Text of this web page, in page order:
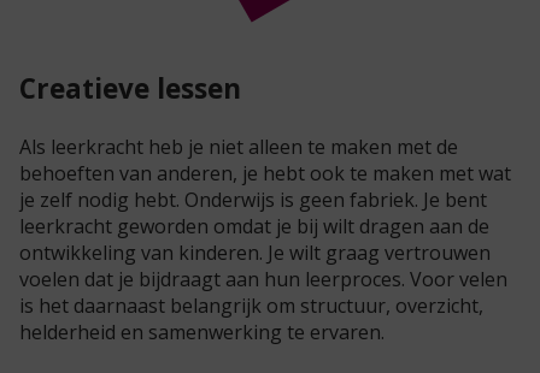
Creatieve lessen
Als leerkracht heb je niet alleen te maken met de
behoeften van anderen, je hebt ook te maken met wat
je zelf nodig hebt. Onderwijs is geen fabriek. Je bent
leerkracht geworden omdat je bij wilt dragen aan de
ontwikkeling van kinderen. Je wilt graag vertrouwen
voelen dat je bijdraagt aan hun leerproces. Voor velen
is het daarnaast belangrijk om structuur, overzicht,
helderheid en samenwerking te ervaren.